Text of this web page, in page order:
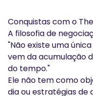
Conquistas com o
A filosofia de
"Não existe uma
vem da acumulação
do tempo."
Ele não tem como
dia ou estratégias de